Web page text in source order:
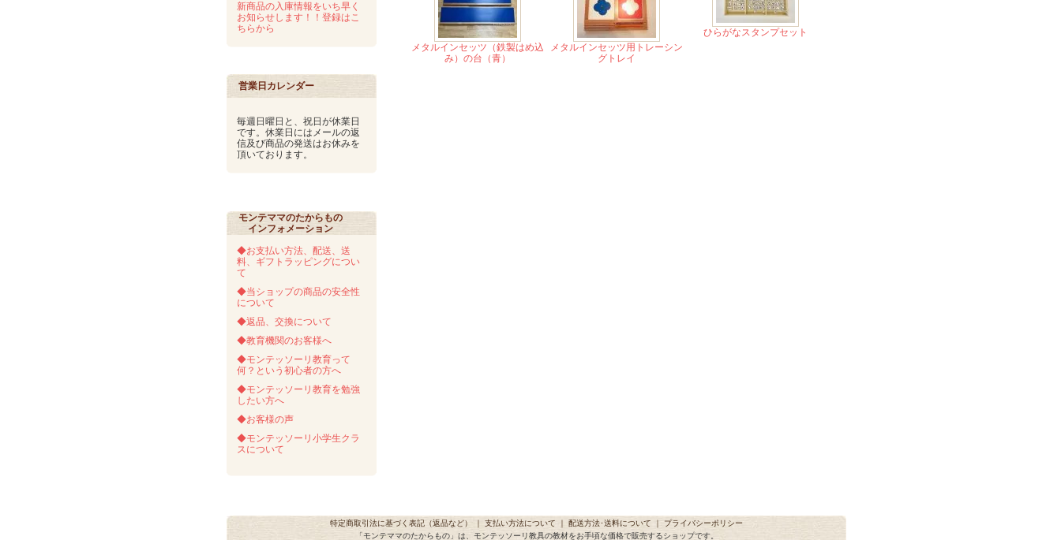
新商品の入庫情報をいち早く
お知らせします！！登録はこ
ちらから
営業日カレンダー
毎週日曜日と、祝日が休業日
です。休業日にはメールの返
信及び商品の発送はお休みを
頂いております。
モンテママのたからもの
インフォメーション
◆お支払い方法、配送、送
料、ギフトラッピングについ
て
◆当ショップの商品の安全性
について
◆返品、交換について
◆教育機関のお客様へ
◆モンテッソーリ教育って
何？という初心者の方へ
◆モンテッソーリ教育を勉強
したい方へ
◆お客様の声
◆モンテッソーリ小学生クラ
スについて
メタルインセッツ（鉄製はめ込
み）の台（青）
メタルインセッツ用トレーシン
グトレイ
ひらがなスタンプセット
特定商取引法に基づく表記（返品など） ｜ 支払い方法について ｜ 配送方法･送料について ｜ プライバシーポリシー
「モンテママのたからもの」は、モンテッソーリ教具の教材をお手頃な価格で販売するショップです。